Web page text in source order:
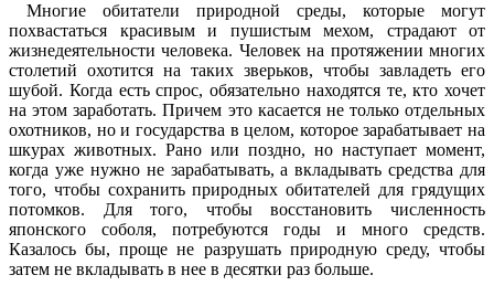
Многие обитатели природной среды, которые могут
похвастаться красивым и пушистым мехом, страдают от
жизнедеятельности человека. Человек на протяжении многих
столетий охотится на таких зверьков, чтобы завладеть его
шубой. Когда есть спрос, обязательно находятся те, кто хочет
на этом заработать. Причем это касается не только отдельных
охотников, но и государства в целом, которое зарабатывает на
шкурах животных. Рано или поздно, но наступает момент,
когда уже нужно не зарабатывать, а вкладывать средства для
того, чтобы сохранить природных обитателей для грядущих
потомков. Для того, чтобы восстановить численность
японского соболя, потребуются годы и много средств.
Казалось бы, проще не разрушать природную среду, чтобы
затем не вкладывать в нее в десятки раз больше.